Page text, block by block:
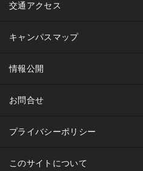
交通アクセス
キャンパスマップ
情報公開
お問合せ
プライバシーポリシー
このサイトについて